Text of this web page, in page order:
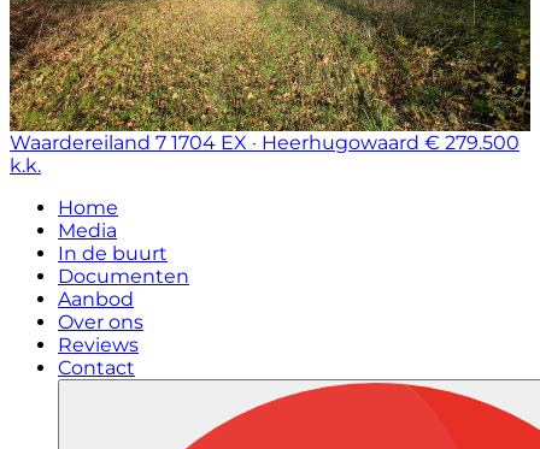
Waardereiland 7 1704 EX · Heerhugowaard € 279.500
k.k.
Home
Media
In de buurt
Documenten
Aanbod
Over ons
Reviews
Contact